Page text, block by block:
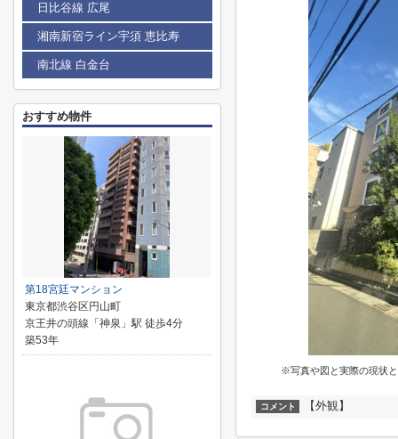
※写真や図と実際の現状
コメント 【外観】
日比谷線 広尾
湘南新宿ライン宇須 恵比寿
南北線 白金台
おすすめ物件
第18宮廷マンション
東京都渋谷区円山町
京王井の頭線「神泉」駅 徒歩4分
築53年